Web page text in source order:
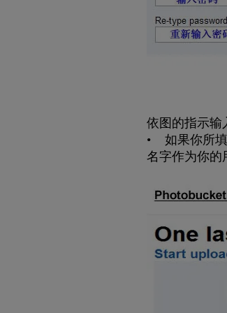
依图的指示输
• 如果你所填
名字作为你的